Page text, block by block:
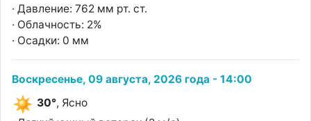
· Давление: 762 мм рт. ст.
· Облачность: 2%
· Осадки: 0 мм
Воскресенье, 09 августа, 2026 года - 14:00
30°, Ясно